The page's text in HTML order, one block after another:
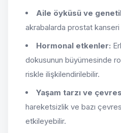
Aile öyküsü ve
akrabalarda prostat kanseri
Hormonal etkenler:
dokusunun büyümesinde
riskle ilişkilendirilebilir.
Yaşam tarzı ve
hareketsizlik ve bazı
etkileyebilir.